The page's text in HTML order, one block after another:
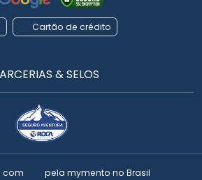
Cartão de crédito
& SELOS
com pela mymento no Brasil